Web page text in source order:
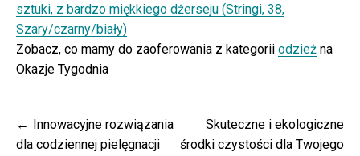
sztuki, z bardzo miękkiego dżerseju (Stringi, 38,
Szary/czarny/biały)
Zobacz, co mamy do zaoferowania z kategorii odzież na
Okazje Tygodnia
Nawigacja
wpisu
Innowacyjne rozwiązania
dla codziennej pielęgnacji
Skuteczne i ekologiczne
środki czystości dla Twojego